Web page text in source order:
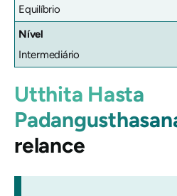
Equilíbrio
Nível
Intermediário
Utthita Hasta
relance